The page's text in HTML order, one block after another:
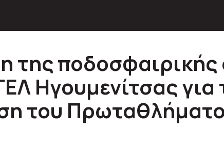
της
Ηγουμενίτσας για
του